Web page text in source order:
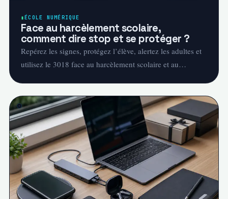
ÉCOLE NUMÉRIQUE
Face au harcèlement scolaire,
comment dire stop et se protéger ?
Repérez les signes, protégez l’élève, alertez les adultes et
utilisez le 3018 face au harcèlement scolaire et au